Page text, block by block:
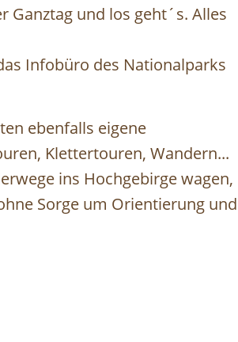
Ganztag und los geht´s. Alles
Infobüro des Nationalparks
ebenfalls eigene
Klettertouren, Wandern...
ins Hochgebirge wagen,
Sorge um Orientierung und